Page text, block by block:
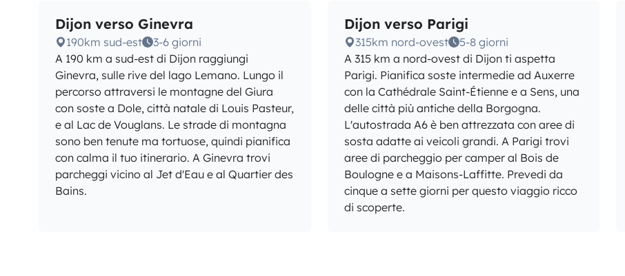
Dijon verso Ginevra
190km sud-est
3-6 giorni
A 190 km a sud-est di Dijon raggiungi
Ginevra, sulle rive del lago Lemano. Lungo il
percorso attraversi le montagne del Giura
con soste a Dole, città natale di Louis Pasteur,
e al Lac de Vouglans. Le strade di montagna
sono ben tenute ma tortuose, quindi pianifica
con calma il tuo itinerario. A Ginevra trovi
parcheggi vicino al Jet d'Eau e al Quartier des
Bains.
Dijon verso Parigi
315km nord-ovest
5-8 giorni
A 315 km a nord-ovest di Dijon ti aspetta
Parigi. Pianifica soste intermedie ad Auxerre
con la Cathédrale Saint-Étienne e a Sens, una
delle città più antiche della Borgogna.
L'autostrada A6 è ben attrezzata con aree di
sosta adatte ai veicoli grandi. A Parigi trovi
aree di parcheggio per camper al Bois de
Boulogne e a Maisons-Laffitte. Prevedi da
cinque a sette giorni per questo viaggio ricco
di scoperte.